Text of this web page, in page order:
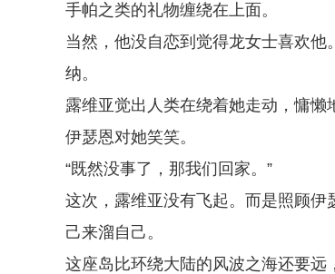
手帕之类的礼物缠绕在上面。
当然，他没自恋到觉得龙女士喜欢
纳。
露维亚觉出人类在绕着她走动，慵懒
伊瑟恩对她笑笑。
“既然没事了，那我们回家。”
这次，露维亚没有飞起。而是照顾
己来溜自己。
这座岛比环绕大陆的风波之海还要远